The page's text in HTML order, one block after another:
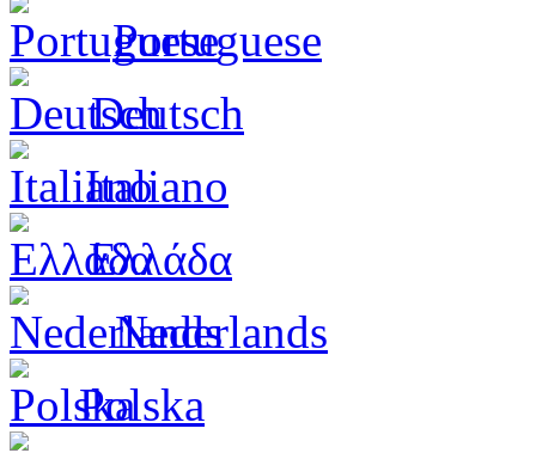
Portuguese
Deutsch
Italiano
Ελλάδα
Nederlands
Polska